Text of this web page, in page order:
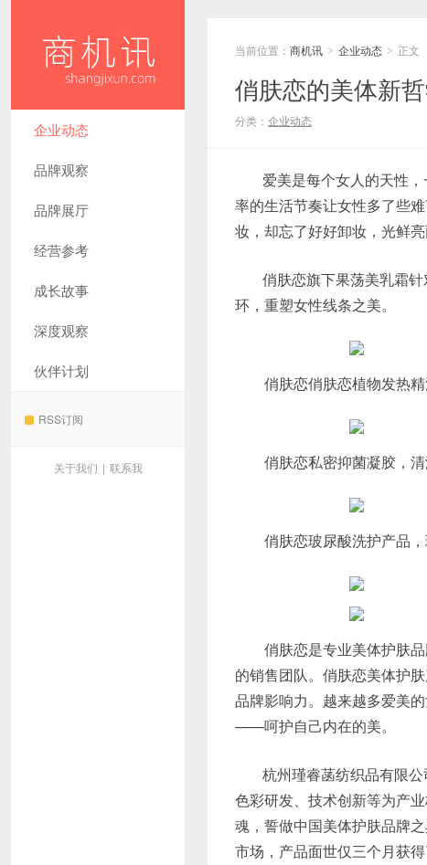
企业动态
品牌观察
品牌展厅
经营参考
成长故事
深度观察
伙伴计划
RSS订阅
关于我们 | 联系我
当前位置： 商机讯 > 企业动态 > 正文
俏肤恋的美体新
分类： 企业动态
爱美是每个女人的天性
率的生活节奏让女性多了些
妆，却忘了好好卸妆，光鲜
俏肤恋旗下果荡美乳霜
环，重塑女性线条之美。
俏肤恋俏肤恋植物发热精
俏肤恋私密抑菌凝胶，清
俏肤恋玻尿酸洗护产品，
俏肤恋是专业美体护肤品
的销售团队。俏肤恋美体护
品牌影响力。越来越多爱美
——呵护自己内在的美。
杭州瑾睿菡纺织品有限
色彩研发、技术创新等为产
魂，誓做中国美体护肤品牌
市场，产品面世仅三个月获